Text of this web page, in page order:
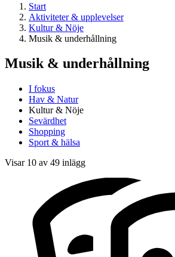
Start
Aktiviteter & upplevelser
Kultur & Nöje
Musik & underhållning
Musik & underhållning
I fokus
Hav & Natur
Kultur & Nöje
Sevärdhet
Shopping
Sport & hälsa
Visar 10 av 49 inlägg